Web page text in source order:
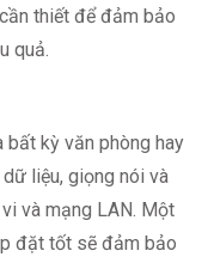
thiết để đảm bảo
quả.
bất kỳ văn phòng hay
liệu, giọng nói và
và mạng LAN. Một
đặt tốt sẽ đảm bảo